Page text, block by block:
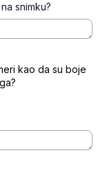
snimku?
kao da su boje